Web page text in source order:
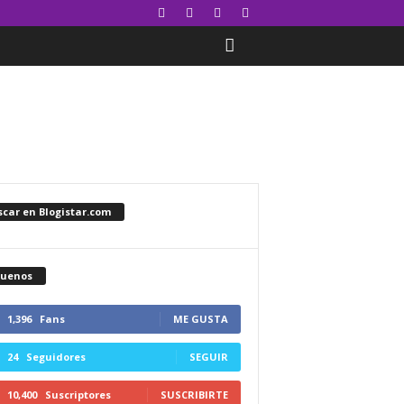
en Blogistar.com
1,396 Fans ME GUSTA
24 Seguidores SEGUIR
10,400 Suscriptores SUSCRIBIRTE